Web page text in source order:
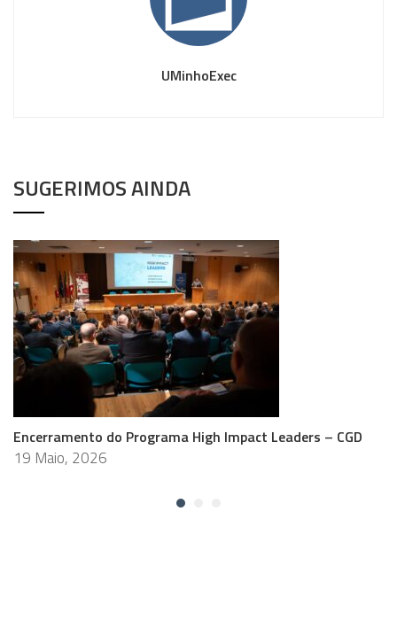
UMinhoExec
SUGERIMOS AINDA
Encerramento do Programa High Impact Leaders – CGD
19 Maio, 2026